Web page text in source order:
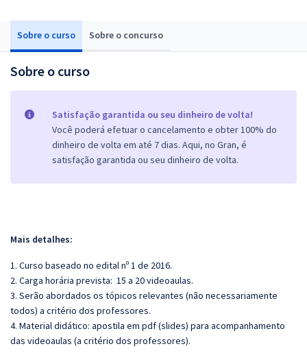
Sobre o curso Sobre o concurso
Sobre o curso
Satisfação garantida ou seu dinheiro de volta!
Você poderá efetuar o cancelamento e obter 100% do
dinheiro de volta em até 7 dias. Aqui, no Gran, é
satisfação garantida ou seu dinheiro de volta.
Mais detalhes:
1. Curso baseado no edital nº 1 de 2016.
2. Carga horária prevista: 15 a 20 videoaulas.
3. Serão abordados os tópicos relevantes (não necessariamente
todos) a critério dos professores.
4. Material didático: apostila em pdf (slides) para acompanhamento
das videoaulas (a critério dos professores).